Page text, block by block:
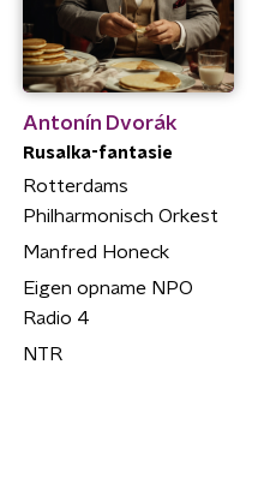
Antonín Dvorák
Rusalka-fantasie
Rotterdams
Philharmonisch Orkest
Manfred Honeck
Eigen opname NPO
Radio 4
NTR